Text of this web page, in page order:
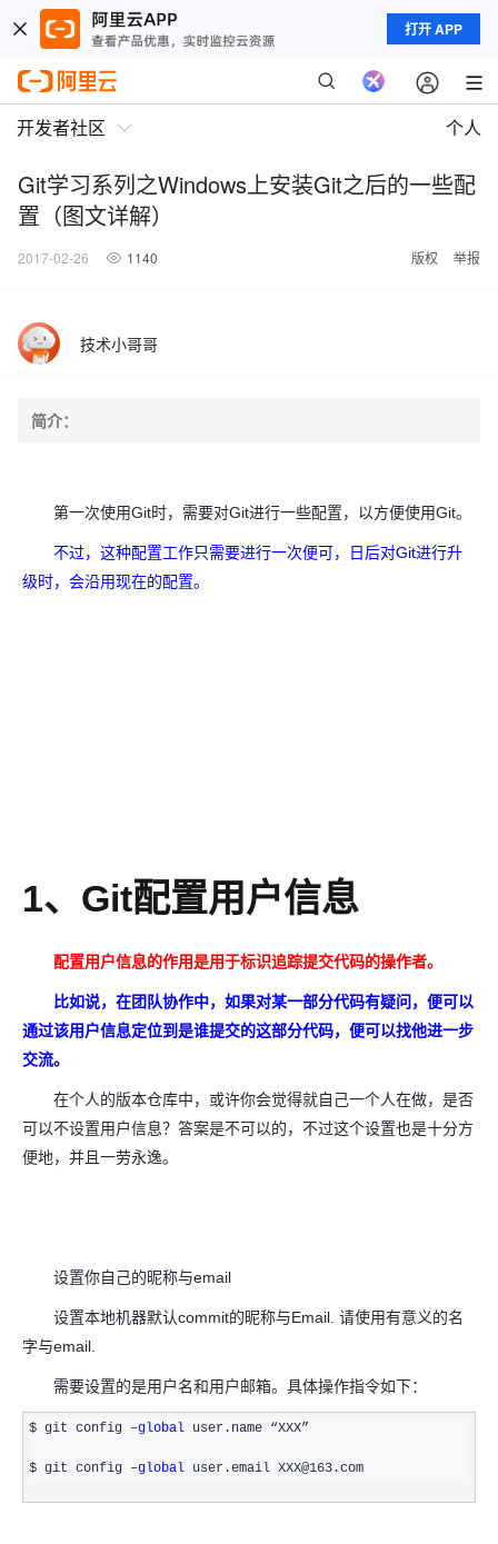
打开 APP
开发者社区 个人
Git学习系列之Windows上安装Git之后的一些配
置（图文详解）
2017-02-26 1140 版权 举报
技术小哥哥
简介：
第一次使用Git时，需要对Git进行一些配置，以方便使用Git。
不过，这种配置工作只需要进行一次便可，日后对Git进行升
级时，会沿用现在的配置。
1、Git配置用户信息
配置用户信息的作用是用于标识追踪提交代码的操作者。
比如说，在团队协作中，如果对某一部分代码有疑问，便可以
通过该用户信息定位到是谁提交的这部分代码，便可以找他进一步
交流。
在个人的版本仓库中，或许你会觉得就自己一个人在做，是否
可以不设置用户信息？答案是不可以的，不过这个设置也是十分方
便地，并且一劳永逸。
设置你自己的昵称与email
设置本地机器默认commit的昵称与Email. 请使用有意义的名
字与email.
需要设置的是用户名和用户邮箱。具体操作指令如下：
$ git config –global user.name “XXX”
$ git config –global user.email XXX@163.com